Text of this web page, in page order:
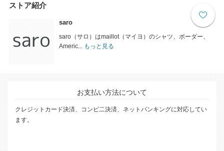
ストア紹介
saro
saro（サロ）はmaillot（マイヨ）のシャツ、ボーダー、
Americ...もっと見る
お支払い方法について
クレジットカード決済、コンビ二決済、ネットバンキングに対応してい
ます。